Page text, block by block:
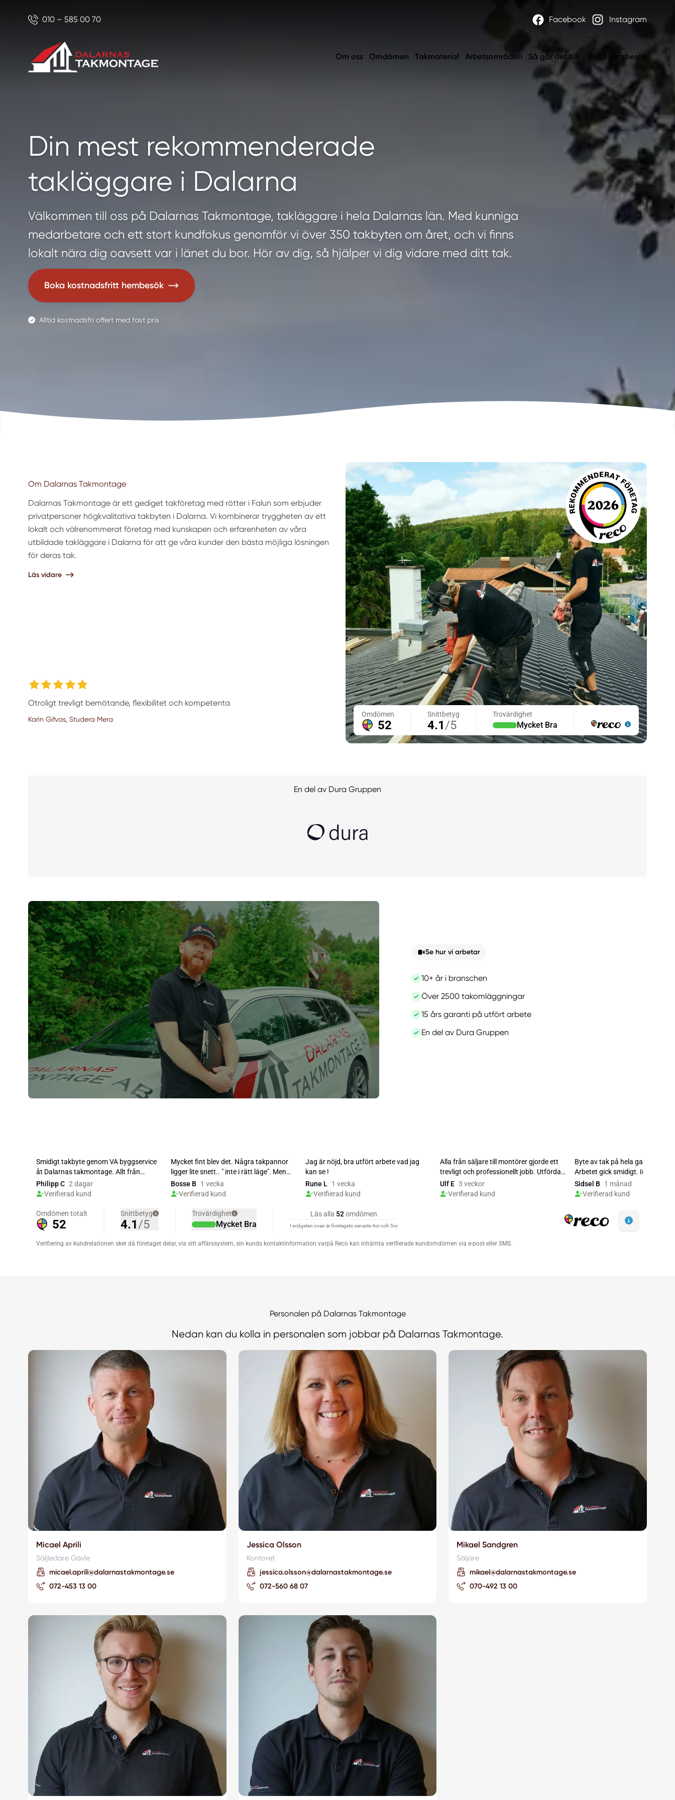
010 – 585 00 70 Facebook Instagram
Om oss Omdömen Takmaterial Arbetsområden Så går det till Boka hembesök
Din mest rekommenderade
takläggare i Dalarna
Välkommen till oss på Dalarnas Takmontage, takläggare i hela Dalarnas län. Med kunniga
medarbetare och ett stort kundfokus genomför vi över 350 takbyten om året, och vi finns
lokalt nära dig oavsett var i länet du bor. Hör av dig, så hjälper vi dig vidare med ditt tak.
Boka kostnadsfritt hembesök
Alltid kostnadsfri offert med fast pris
Om Dalarnas Takmontage
Dalarnas Takmontage är ett gediget takföretag med rötter i Falun som erbjuder
privatpersoner högkvalitativa takbyten i Dalarna. Vi kombinerar tryggheten av ett
lokalt och välrenommerat företag med kunskapen och erfarenheten av våra
utbildade takläggare i Dalarna för att ge våra kunder den bästa möjliga lösningen
för deras tak.
Läs vidare
Otroligt trevligt bemötande, flexibilitet och kompetenta
Karin Gifvas, Studera Mera
En del av Dura Gruppen
Se hur vi arbetar
10+ år i branschen
Över 2500 takomläggningar
15 års garanti på utfört arbete
En del av Dura Gruppen
Personalen på Dalarnas Takmontage
Nedan kan du kolla in personalen som jobbar på Dalarnas Takmontage.
Micael Aprili
Säljledare Gävle
micael.aprili@dalarnastakmontage.se
072-453 13 00
Jessica Olsson
Kontoret
jessica.olsson@dalarnastakmontage.se
072-560 68 07
Mikael Sandgren
Säljare
mikael@dalarnastakmontage.se
070-492 13 00